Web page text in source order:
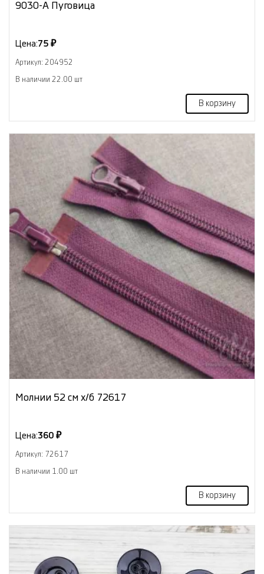
9030-А Пуговица
Цена:75 ₽
Артикул: 204952
В наличии 22.00 шт
В корзину
Молнии 52 см х/б 72617
Цена:360 ₽
Артикул: 72617
В наличии 1.00 шт
В корзину